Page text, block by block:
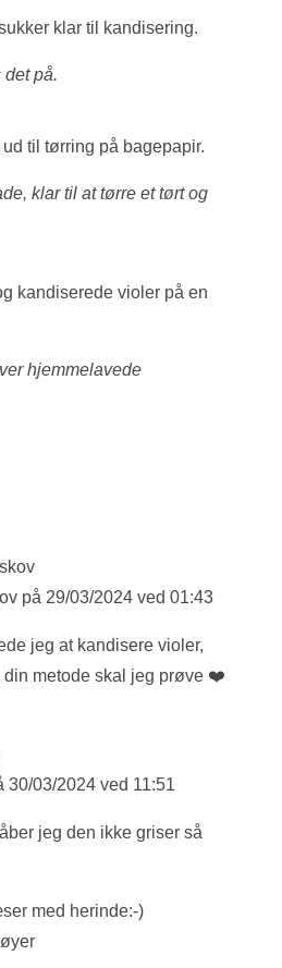
det på.
klar til at tørre et tørt og
hjemmelavede
på 29/03/2024 ved 01:43
jeg at kandisere violer,
din metode skal jeg prøve ❤️
30/03/2024 ved 11:51
jeg den ikke griser så
med herinde:-)